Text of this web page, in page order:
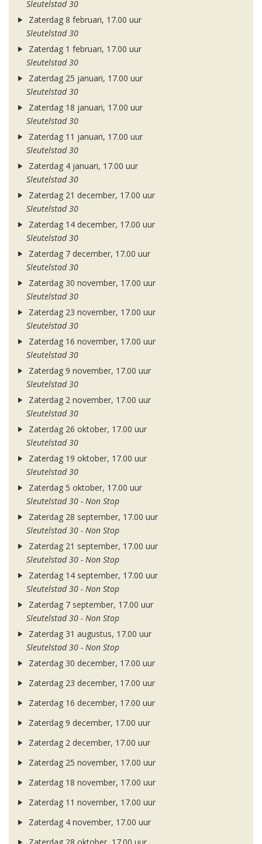
Sleutelstad 30
Zaterdag 8 februari, 17.00 uur
Sleutelstad 30
Zaterdag 1 februari, 17.00 uur
Sleutelstad 30
Zaterdag 25 januari, 17.00 uur
Sleutelstad 30
Zaterdag 18 januari, 17.00 uur
Sleutelstad 30
Zaterdag 11 januari, 17.00 uur
Sleutelstad 30
Zaterdag 4 januari, 17.00 uur
Sleutelstad 30
Zaterdag 21 december, 17.00 uur
Sleutelstad 30
Zaterdag 14 december, 17.00 uur
Sleutelstad 30
Zaterdag 7 december, 17.00 uur
Sleutelstad 30
Zaterdag 30 november, 17.00 uur
Sleutelstad 30
Zaterdag 23 november, 17.00 uur
Sleutelstad 30
Zaterdag 16 november, 17.00 uur
Sleutelstad 30
Zaterdag 9 november, 17.00 uur
Sleutelstad 30
Zaterdag 2 november, 17.00 uur
Sleutelstad 30
Zaterdag 26 oktober, 17.00 uur
Sleutelstad 30
Zaterdag 19 oktober, 17.00 uur
Sleutelstad 30
Zaterdag 5 oktober, 17.00 uur
Sleutelstad 30 - Non Stop
Zaterdag 28 september, 17.00 uur
Sleutelstad 30 - Non Stop
Zaterdag 21 september, 17.00 uur
Sleutelstad 30 - Non Stop
Zaterdag 14 september, 17.00 uur
Sleutelstad 30 - Non Stop
Zaterdag 7 september, 17.00 uur
Sleutelstad 30 - Non Stop
Zaterdag 31 augustus, 17.00 uur
Sleutelstad 30 - Non Stop
Zaterdag 30 december, 17.00 uur
Zaterdag 23 december, 17.00 uur
Zaterdag 16 december, 17.00 uur
Zaterdag 9 december, 17.00 uur
Zaterdag 2 december, 17.00 uur
Zaterdag 25 november, 17.00 uur
Zaterdag 18 november, 17.00 uur
Zaterdag 11 november, 17.00 uur
Zaterdag 4 november, 17.00 uur